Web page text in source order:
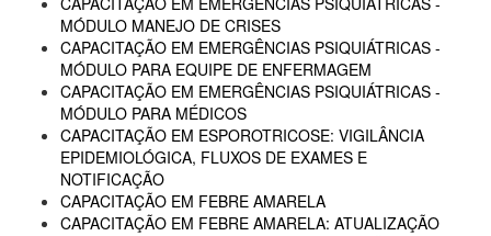
MÓDULO MANEJO DE CRISES
CAPACITAÇÃO EM EMERGÊNCIAS PSIQUIÁTRICAS -
MÓDULO PARA EQUIPE DE ENFERMAGEM
CAPACITAÇÃO EM EMERGÊNCIAS PSIQUIÁTRICAS -
MÓDULO PARA MÉDICOS
CAPACITAÇÃO EM ESPOROTRICOSE: VIGILÂNCIA
EPIDEMIOLÓGICA, FLUXOS DE EXAMES E
NOTIFICAÇÃO
CAPACITAÇÃO EM FEBRE AMARELA
CAPACITAÇÃO EM FEBRE AMARELA: ATUALIZAÇÃO